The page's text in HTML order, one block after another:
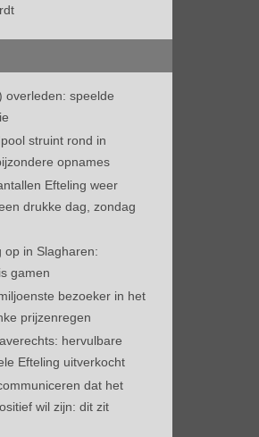
overleden: speelde
struint rond in
opnames
Efteling weer
drukke dag, zondag
op in Slagharen:
gamen
bezoeker in het
prijzenregen
hervulbare
Efteling uitverkocht
dat het
wil zijn: dit zit